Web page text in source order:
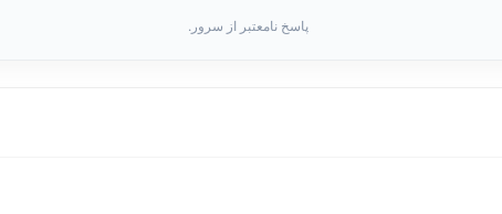
پاسخ نامعتبر از سرور.